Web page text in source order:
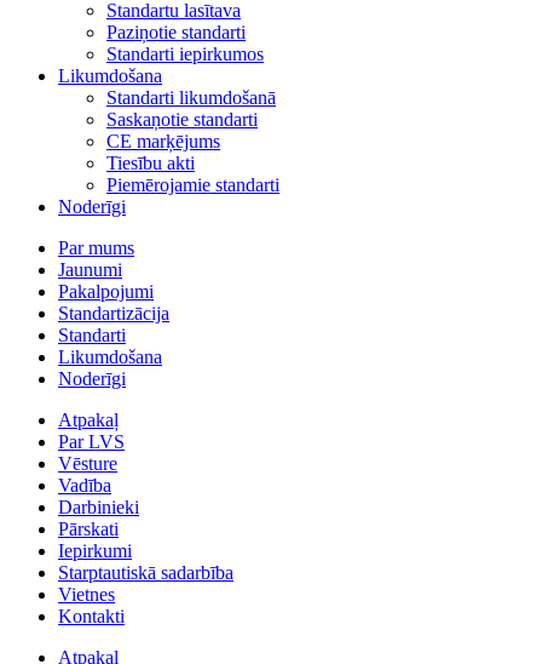
Standartu lasītava
Paziņotie standarti
Standarti iepirkumos
Likumdošana
Standarti likumdošanā
Saskaņotie standarti
CE marķējums
Tiesību akti
Piemērojamie standarti
Noderīgi
Par mums
Jaunumi
Pakalpojumi
Standartizācija
Standarti
Likumdošana
Noderīgi
Atpakaļ
Par LVS
Vēsture
Vadība
Darbinieki
Pārskati
Iepirkumi
Starptautiskā sadarbība
Vietnes
Kontakti
Atpakaļ